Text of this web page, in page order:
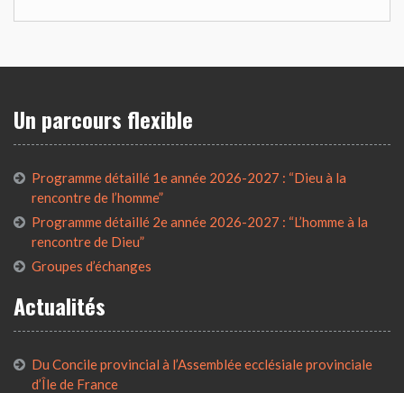
Un parcours flexible
Programme détaillé 1e année 2026-2027 : “Dieu à la
rencontre de l’homme”
Programme détaillé 2e année 2026-2027 : “L’homme à la
rencontre de Dieu”
Groupes d’échanges
Actualités
Du Concile provincial à l’Assemblée ecclésiale provinciale
d’Île de France